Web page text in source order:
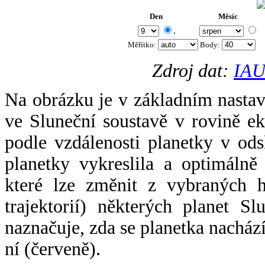
Den Měsíc
.
Měřítko: Body:
Zdroj dat:
Na obrázku je v základním
ve Sluneční soustavě v rovině
podle vzdálenosti planetky v
planetky vykreslila a
které lze změnit z vybraných
trajektorií) některých planet
naznačuje, zda se planetka
ní (červeně).